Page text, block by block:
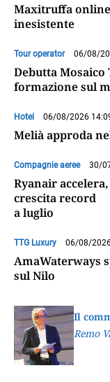
Maxitruffa
inesistente
Tour operator 06/08/
Debutta Mosaico
formazione sul
Hotel 06/08/2026
Melià approda
Compagnie aeree 30/
Ryanair accelera,
crescita record
a luglio
TTG Luxury 06/08/
AmaWaterways
sul Nilo
Il
Remo